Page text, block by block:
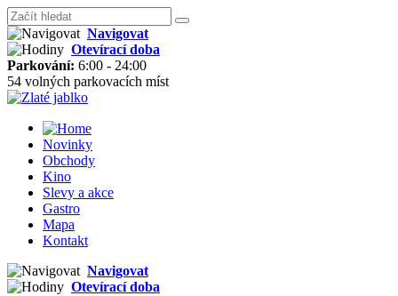
Navigovat
Otevírací doba
Parkování: 6:00 - 24:00
54 volných parkovacích míst
Novinky
Obchody
Kino
Slevy a akce
Gastro
Mapa
Kontakt
Navigovat
Otevírací doba